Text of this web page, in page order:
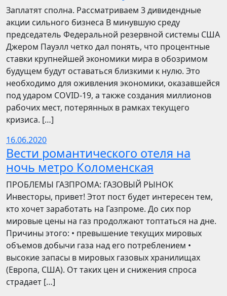
Заплатят сполна. Рассматриваем 3 дивидендные
акции сильного бизнеса В минувшую среду
председатель Федеральной резервной системы США
Джером Пауэлл четко дал понять, что процентные
ставки крупнейшей экономики мира в обозримом
будущем будут оставаться близкими к нулю. Это
необходимо для оживления экономики, оказавшейся
под ударом COVID-19, а также создания миллионов
рабочих мест, потерянных в рамках текущего
кризиса. […]
16.06.2020
Вести романтического отеля на
ночь метро Коломенская
ПРОБЛЕМЫ ГАЗПРОМА: ГАЗОВЫЙ РЫНОК
Инвесторы, привет! Этот пост будет интересен тем,
кто хочет заработать на Газпроме. До сих пор
мировые цены на газ продолжают топтаться на дне.
Причины этого: • превышение текущих мировых
объемов добычи газа над его потреблением •
высокие запасы в мировых газовых хранилищах
(Европа, США). От таких цен и снижения спроса
страдает […]